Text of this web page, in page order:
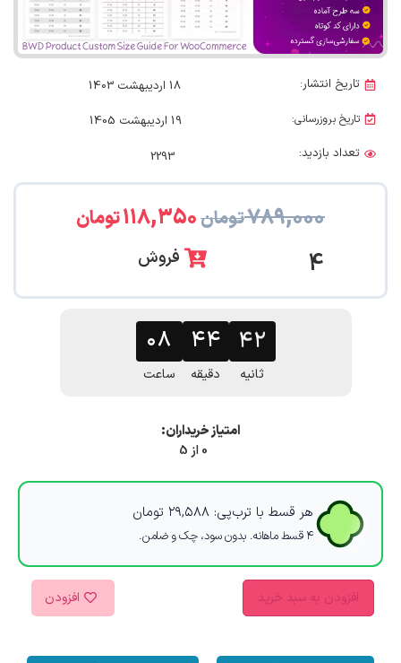
تاریخ انتشار: 18 اردیبهشت 1403
تاریخ بروزرسانی:
19 اردیبهشت 1405
تعداد بازدید:
2293
۷۸۹,۰۰۰تومان۱۱۸,۳۵۰تومان
4 فروش
۰۸
ساعت
۴۴
دقیقه
۴۰
ثانیه
امتیاز خریداران:
0 از 5
هر قسط با ترب‌پی: ۲۹,۵۸۸ تومان
۴ قسط ماهانه. بدون سود، چک و ضامن.
افزودن به سبد خرید افزودن